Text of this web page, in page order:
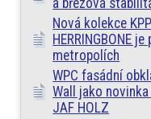
a březová
Nová kolekce
HERRINGBONE
metropolích
WPC fasádní
Wall jako
JAF HOLZ